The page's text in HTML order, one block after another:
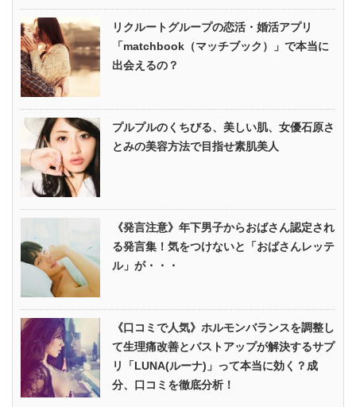
リクルートグループの恋活・婚活アプリ
「matchbook（マッチブック）」で本当に
出会えるの？
プルプルのくちびる、美しい肌、女優石原さ
とみの美容方法で目指せ素肌美人
《発言注意》年下男子からおばさん認定され
る発言集！気をつけないと「おばさんレッテ
ル」が・・・
《口コミで人気》ホルモンバランスを調整し
て生理痛改善とバストアップが解決するサプ
リ「LUNA(ルーナ)」って本当に効く？成
分、口コミを徹底分析！